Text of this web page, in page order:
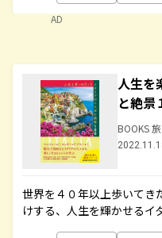
AD
人生を
と絶景
BOOKS
世界を４０年以上歩いてき
けする、人生を輝かせるイ